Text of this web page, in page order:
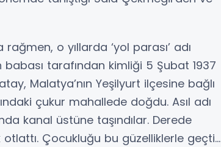
o yıllarda ‘yol parası’ adı
tarafından kimliği 5 Şubat 1937
Malatya’nın Yeşilyurt ilçesine bağlı
çukur mahallede doğdu. Asıl adı
kanal üstüne taşındılar. Derede
Çocukluğu bu güzelliklerle geçti...